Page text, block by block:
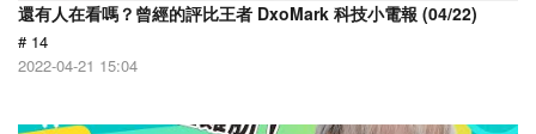
還有人在看嗎？曾經的評比王者 DxoMark 科技小電報 (04/22)
# 14
2022-04-21 15:04